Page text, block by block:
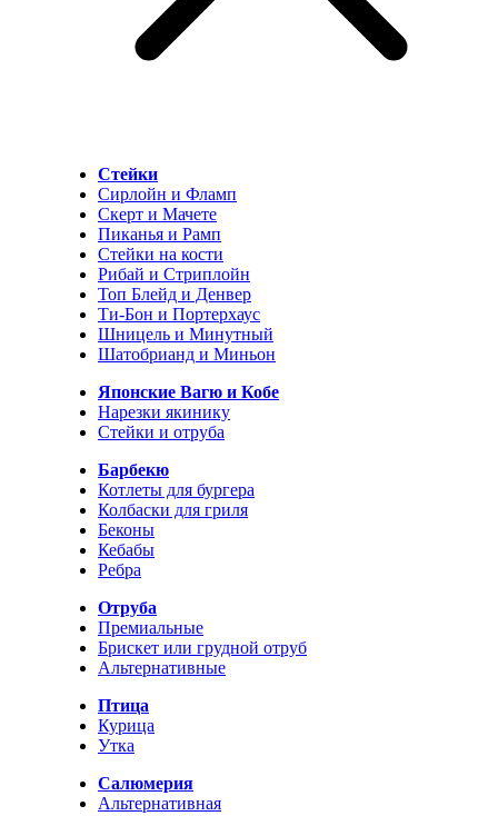
Стейки
Сирлойн и Фламп
Скерт и Мачете
Пиканья и Рамп
Стейки на кости
Рибай и Стриплойн
Топ Блейд и Денвер
Ти-Бон и Портерхаус
Шницель и Минутный
Шатобрианд и Миньон
Японские Вагю и Кобе
Нарезки якинику
Стейки и отруба
Барбекю
Котлеты для бургера
Колбаски для гриля
Беконы
Кебабы
Ребра
Отруба
Премиальные
Брискет или грудной отруб
Альтернативные
Птица
Курица
Утка
Салюмерия
Альтернативная